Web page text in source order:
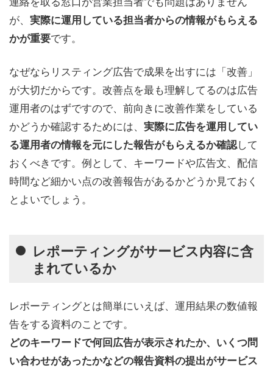
が、 実際に運用している担当者からの情報がもらえる
かが重要です。
なぜならリスティング広告で成果を出すには「改善」
が大切だからです。改善点を最も理解してるのは広告
運用者のはずですので、前向きに改善作業をしている
かどうか確認するためには、 実際に広告を運用してい
る運用者の情報を元にした報告がもらえるか確認して
おくべきです。例として、キーワードや広告文、配信
時間など細かい点の改善報告があるかどうか見ておく
とよいでしょう。
レポーティングがサービス内容に含
まれているか
レポーティングとは簡単にいえば、運用結果の数値報
告をする資料のことです。
どのキーワードで何回広告が表示されたか、いくつ問
い合わせがあったかなどの報告資料の提出がサービス